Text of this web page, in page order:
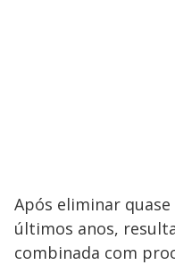
Após eliminar
últimos anos,
combinada com